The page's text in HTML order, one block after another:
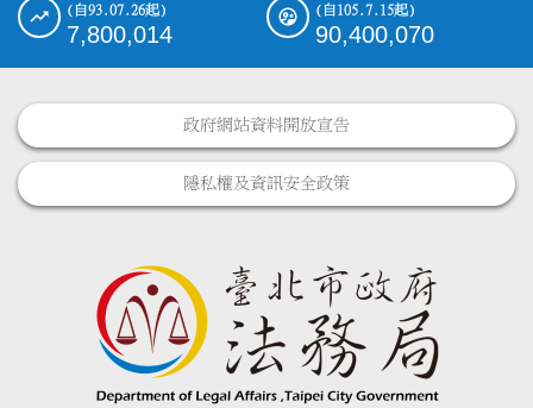
(自93.07.26起)
7,800,014
(自105.7.15起)
90,400,070
政府網站資料開放宣告
隱私權及資訊安全政策